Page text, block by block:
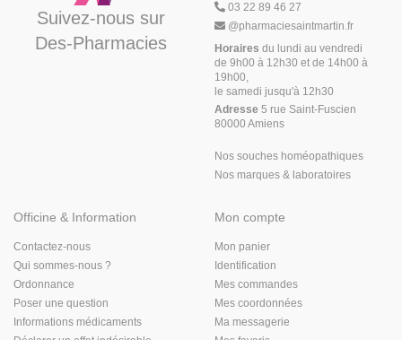
Suivez-nous sur
Des-Pharmacies
03 22 89 46 27
@pharmaciesaintmartin.fr
Horaires du lundi au vendredi
de 9h00 à 12h30 et de 14h00 à
19h00,
le samedi jusqu'à 12h30
Adresse 5 rue Saint-Fuscien
80000 Amiens
Nos souches homéopathiques
Nos marques & laboratoires
Officine & Information
Contactez-nous
Qui sommes-nous ?
Ordonnance
Poser une question
Informations médicaments
Mon compte
Mon panier
Identification
Mes commandes
Mes coordonnées
Ma messagerie